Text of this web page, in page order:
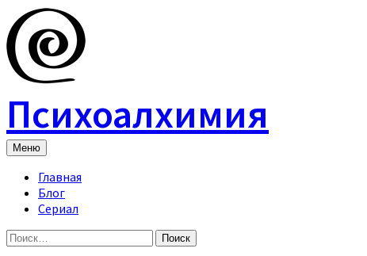
Skip
to
content
Психоалхимия
Меню
Главная
Блог
Сериал
Найти: